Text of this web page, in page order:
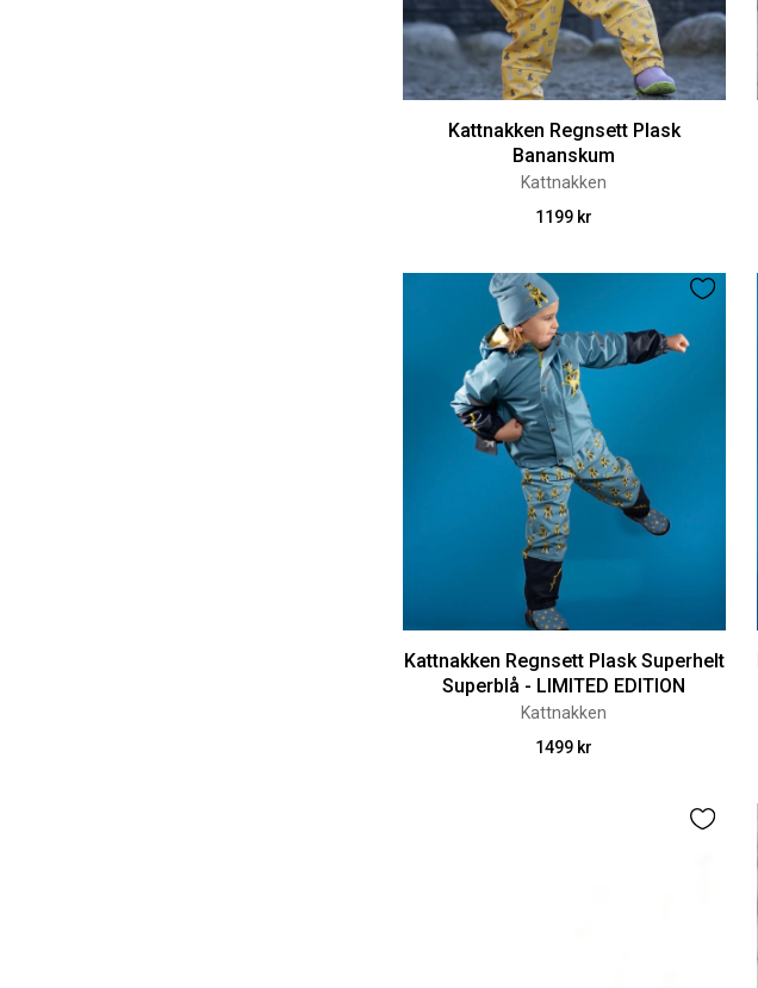
Kattnakken Regnsett Plask
Bananskum
Kattnakken
1199 kr
Kattnakken Regnsett Plask Superhelt
Superblå - LIMITED EDITION
Kattnakken
1499 kr